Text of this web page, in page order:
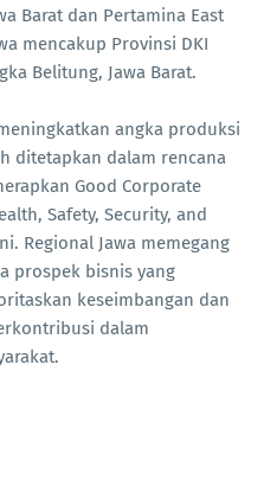
Barat dan Pertamina East
mencakup Provinsi DKI
Belitung, Jawa Barat.
angka produksi
ditetapkan dalam rencana
Good Corporate
Safety, Security, and
Regional Jawa memegang
prospek bisnis yang
keseimbangan dan
dalam